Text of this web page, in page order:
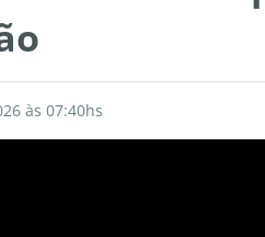
às 07:40hs